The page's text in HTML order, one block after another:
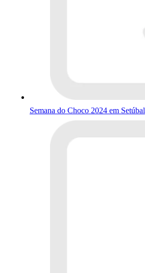
Semana do Choco 2024 em Setúbal